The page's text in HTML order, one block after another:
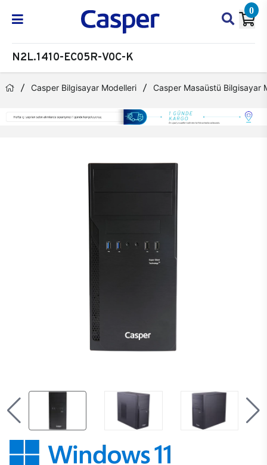
0
N2L.1410-EC05R-V0C-K
Casper Bilgisayar Modelleri Casper Masaüstü Bilgisayar